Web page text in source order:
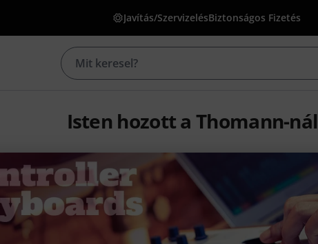
Javítás/SzervizelésBiztonságos Fizetés
Isten hozott a Thomann-nál